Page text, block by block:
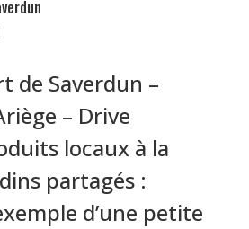
de Saverdun –
– Drive
locaux à la
partagés :
d’une petite